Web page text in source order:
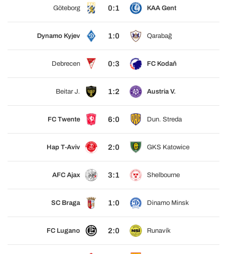
Göteborg 0:1 KAA Gent
Dynamo Kyjev 1:0 Qarabağ
Debrecen 0:3 FC Kodaň
Beitar J. 1:2 Austria V.
FC Twente 6:0 Dun. Streda
Hap T-Aviv 2:0 GKS Katowice
AFC Ajax 3:1 Shelbourne
SC Braga 1:0 Dinamo Minsk
FC Lugano 2:0 Runavík